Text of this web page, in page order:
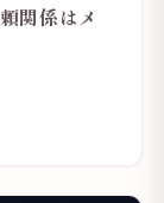
関係はメ